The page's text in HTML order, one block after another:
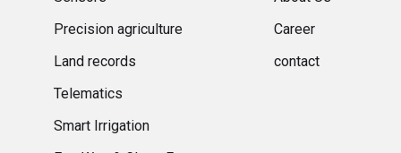
Precision agriculture
Land records
Telematics
Smart Irrigation
Career
contact